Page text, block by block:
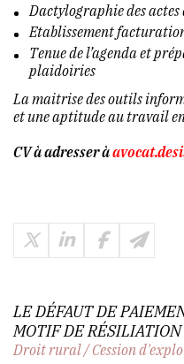
Dactylographie des
Etablissement
Tenue de l’agenda et
plaidoiries
La maitrise des outils
et une aptitude au travail
CV à adresser à
LE DÉFAUT DE
MOTIF DE
Droit rural/Cession